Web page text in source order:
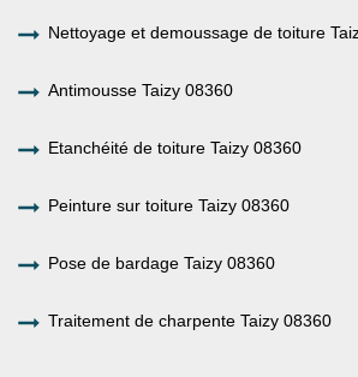
Nettoyage et demoussage de toiture
Antimousse Taizy 08360
Etanchéité de toiture Taizy 08360
Peinture sur toiture Taizy 08360
Pose de bardage Taizy 08360
Traitement de charpente Taizy 08360